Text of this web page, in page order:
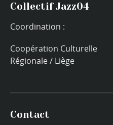
Collectif Jazz04
Coordination :
Coopération Culturelle
Régionale / Liège
Contact